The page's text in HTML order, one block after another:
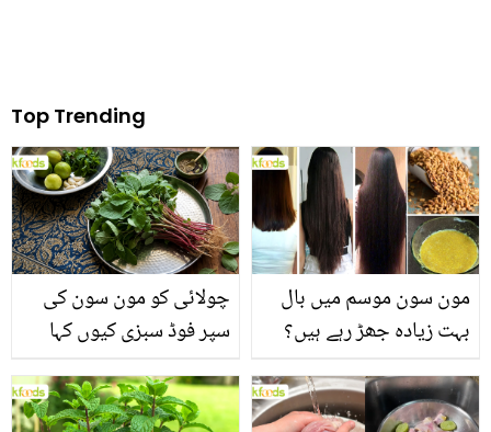
Top Trending
چولائی کو مون سون کی
سپر فوڈ سبزی کیوں کہا
منرلز اور اینٹی آکسیڈنٹس
مون سون موسم میں بال
بہت زیادہ جھڑ رہے ہیں؟
بنانے کے چند قدرتی طریقے